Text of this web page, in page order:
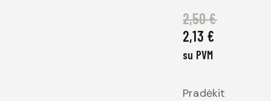
2,50€
2,13 €
su PVM
Pradėkit